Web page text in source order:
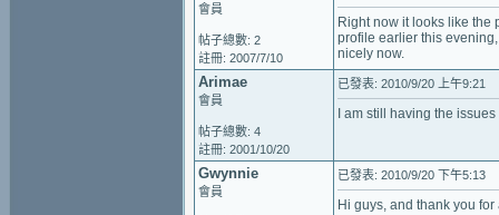
會員
帖子總數: 2
註冊: 2007/7/10
Right now it looks like
profile earlier this
nicely now.
Arimae
會員
帖子總數: 4
註冊: 2001/10/20
已發表: 2010/9/20 上午9:21
I am still having the
Gwynnie
會員
已發表: 2010/9/20 下午5:13
Hi guys, and thank you